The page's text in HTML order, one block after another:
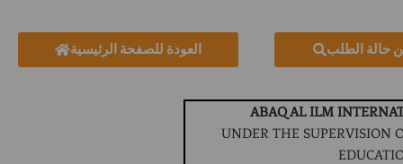
العودة للصفحة الرئيسية حالة الطلب
ABAQ AL ILM
UNDER THE SUPERVISION